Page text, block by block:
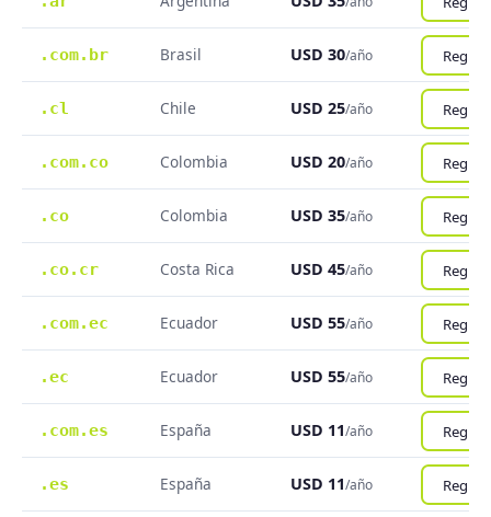
.com.br Brasil USD 30/año
.cl Chile USD 25/año
.com.co Colombia USD 20/año
.co Colombia USD 35/año
.co.cr Costa Rica USD 45/año
.com.ec Ecuador USD 55/año
.ec Ecuador USD 55/año
.com.es España USD 11/año
.es España USD 11/año